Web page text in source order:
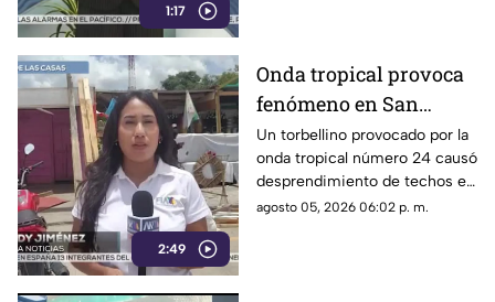
1:17
2:49
Onda tropical provoca
fenómeno en San
Cristóbal: torbellino
desprende techos de
locales y derriba
árboles
Un torbellino provocado por la
onda tropical número 24 causó
desprendimiento de techos en
un mercado y la caída de
agosto 05, 2026 06:02 p. m.